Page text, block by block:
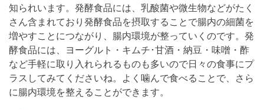
知られいます。発酵食品には、乳酸菌や微生物などがたく
さん含まれており発酵食品を摂取することで腸内の細菌を
増やすことにつながり、腸内環境が整っていくのです。発
酵食品には、ヨーグルト・キムチ･甘酒・納豆・味噌・酢
など手軽に取り入れられるものも多いので日々の食事にプ
ラスしてみてくださいね。よく噛んで食べることで、さら
に腸内環境を整えることができます。